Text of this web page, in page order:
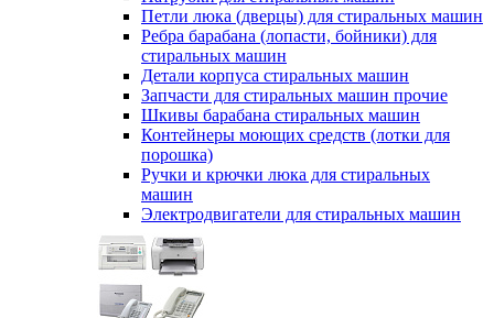
Петли люка (дверцы) для стиральных машин
Ребра барабана (лопасти, бойники) для
стиральных машин
Детали корпуса стиральных машин
Запчасти для стиральных машин прочие
Шкивы барабана стиральных машин
Контейнеры моющих средств (лотки для
порошка)
Ручки и крючки люка для стиральных
машин
Электродвигатели для стиральных машин